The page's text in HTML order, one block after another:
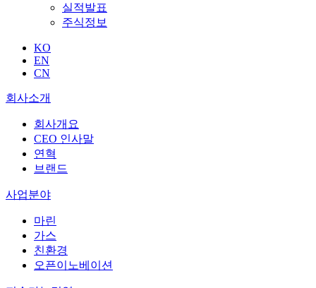
실적발표
주식정보
KO
EN
CN
회사소개
회사개요
CEO 인사말
연혁
브랜드
사업분야
마린
가스
친환경
오픈이노베이션